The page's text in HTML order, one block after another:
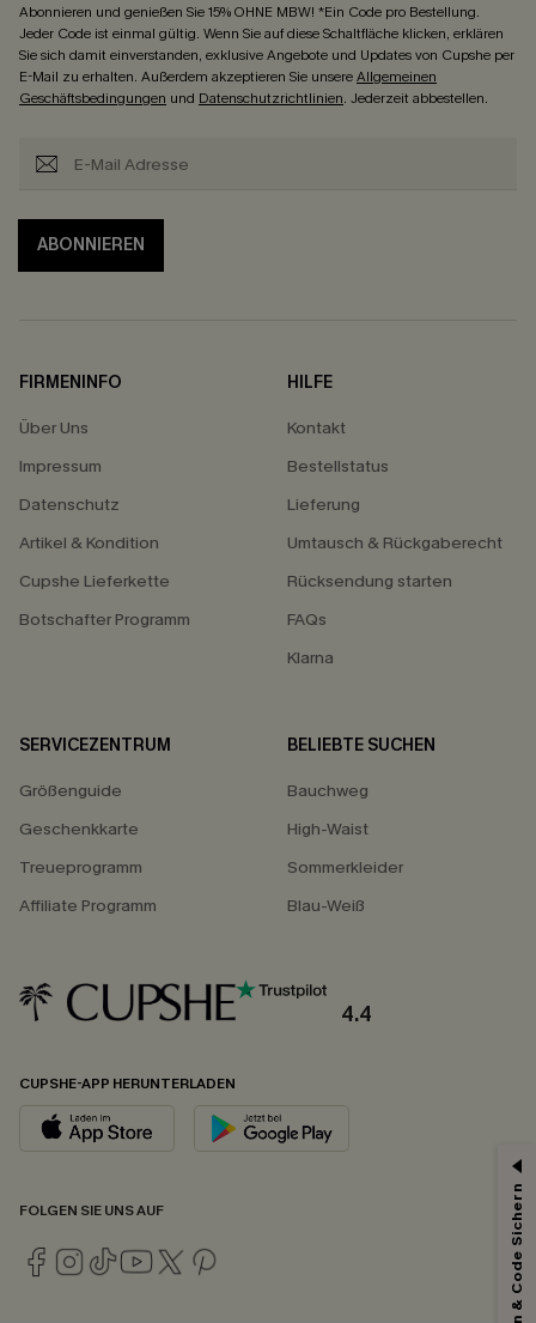
Abonnieren und genießen Sie 15% OHNE MBW! *Ein Code pro Bestellung.
Jeder Code ist einmal gültig. Wenn Sie auf diese Schaltfläche klicken, erklären
Sie sich damit einverstanden, exklusive Angebote und Updates von Cupshe per
E-Mail zu erhalten. Außerdem akzeptieren Sie unsereAllgemeinen
Geschäftsbedingungen und Datenschutzrichtlinien. Jederzeit abbestellen.
ABONNIEREN
FIRMENINFO
Über Uns
Impressum
Datenschutz
Artikel & Kondition
Cupshe Lieferkette
Botschafter Programm
HILFE
Kontakt
Bestellstatus
Lieferung
Umtausch & Rückgaberecht
Rücksendung starten
FAQs
Klarna
SERVICEZENTRUM
Größenguide
Geschenkkarte
Treueprogramm
Affiliate Programm
BELIEBTE SUCHEN
Bauchweg
High-Waist
Sommerkleider
Blau-Weiß
4.4
CUPSHE-APP HERUNTERLADEN
FOLGEN SIE UNS AUF